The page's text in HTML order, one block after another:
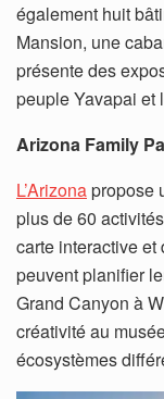
également huit
Mansion, une
présente des
peuple Yavapai et
Arizona Family
L’Arizonapropose
plus de 60
carte interactive
peuvent planifier
Grand Canyon à
créativité au
écosystèmes